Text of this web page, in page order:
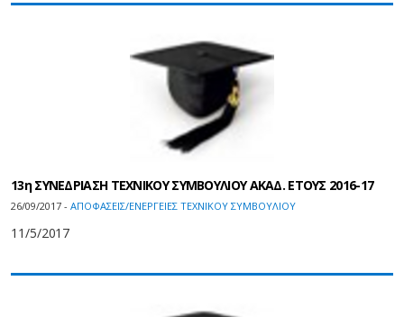
13η ΣΥΝΕΔΡΙΑΣΗ ΤΕΧΝΙΚΟΥ ΣΥΜΒΟΥΛΙΟΥ ΑΚΑΔ. ΕΤΟΥΣ 2016-17
26/09/2017 - ΑΠΟΦΑΣΕΙΣ/ΕΝΕΡΓΕΙΕΣ ΤΕΧΝΙΚΟΥ ΣΥΜΒΟΥΛΙΟΥ
11/5/2017